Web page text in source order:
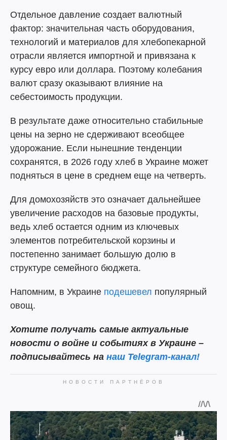
Отдельное давление создает валютный
фактор: значительная часть оборудования,
технологий и материалов для хлебопекарной
отрасли является импортной и привязана к
курсу евро или доллара. Поэтому колебания
валют сразу оказывают влияние на
себестоимость продукции.
В результате даже относительно стабильные
цены на зерно не сдерживают всеобщее
удорожание. Если нынешние тенденции
сохранятся, в 2026 году хлеб в Украине может
подняться в цене в среднем еще на четверть.
Для домохозяйств это означает дальнейшее
увеличение расходов на базовые продукты,
ведь хлеб остается одним из ключевых
элементов потребительской корзины и
постепенно занимает большую долю в
структуре семейного бюджета.
Напомним, в Украине подешевел популярный
овощ.
Хотите получать самые актуальные
новости о войне и событиях в Украине –
подписывайтесь на наш Telegram-канал!